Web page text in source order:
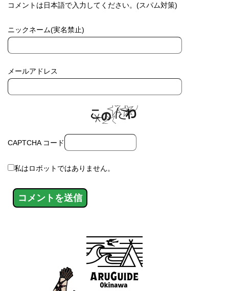
コメントは日本語で入力してください。(スパム対策)
ニックネーム(実名禁止)
メールアドレス
CAPTCHA コード
私はロボットではありません。